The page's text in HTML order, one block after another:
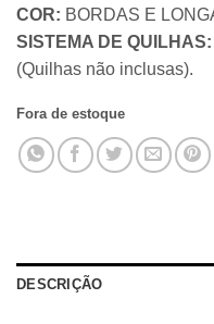
COR: BORDAS E
SISTEMA DE QUILHAS:
(Quilhas não inclusas).
Fora de estoque
DESCRIÇÃO